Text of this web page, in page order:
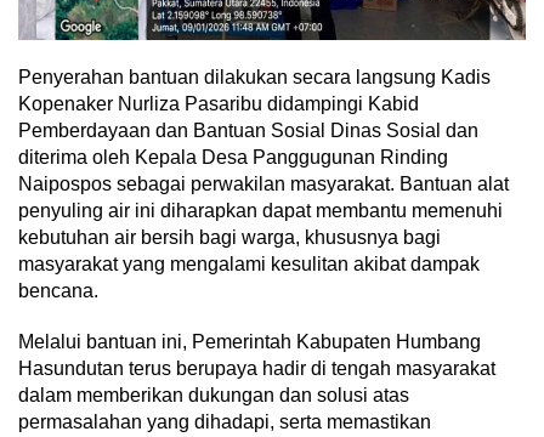
Penyerahan bantuan dilakukan secara langsung Kadis
Kopenaker Nurliza Pasaribu didampingi Kabid
Pemberdayaan dan Bantuan Sosial Dinas Sosial dan
diterima oleh Kepala Desa Panggugunan Rinding
Naipospos sebagai perwakilan masyarakat. Bantuan alat
penyuling air ini diharapkan dapat membantu memenuhi
kebutuhan air bersih bagi warga, khususnya bagi
masyarakat yang mengalami kesulitan akibat dampak
bencana.
Melalui bantuan ini, Pemerintah Kabupaten Humbang
Hasundutan terus berupaya hadir di tengah masyarakat
dalam memberikan dukungan dan solusi atas
permasalahan yang dihadapi, serta memastikan